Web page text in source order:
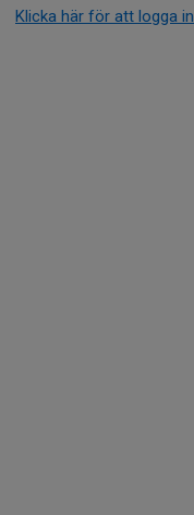
Klicka här för att logga in